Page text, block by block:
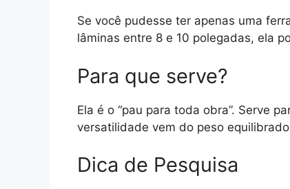
Se você pudesse ter apenas uma
lâminas entre 8 e 10 polegadas, ela
Para que serve?
Ela é o “pau para toda obra”. Serve
versatilidade vem do peso
Dica de Pesquisa